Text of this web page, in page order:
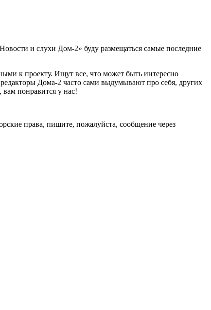
и слухи Дом-2» буду размещаться самые последние
к проекту. Ищут все, что может быть интересно
Дома-2 часто сами выдумывают про себя, других
понравится у нас!
права, пишите, пожалуйста, сообщение через